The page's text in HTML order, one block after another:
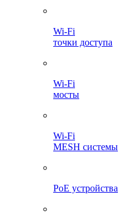
Wi-Fi
точки доступа
Wi-Fi
мосты
Wi-Fi
MESH системы
PoE устройства